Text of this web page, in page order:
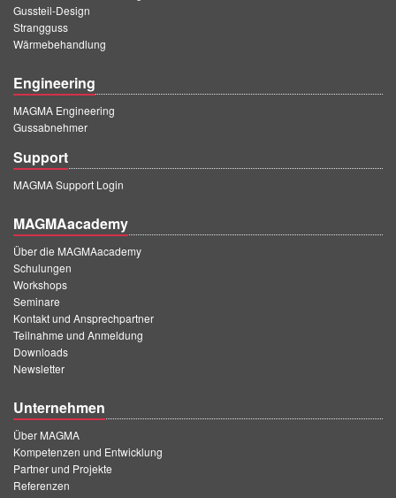
Gussteil-Design
Strangguss
Wärmebehandlung
Engineering
MAGMA Engineering
Gussabnehmer
Support
MAGMA Support Login
MAGMAacademy
Über die MAGMAacademy
Schulungen
Workshops
Seminare
Kontakt und Ansprechpartner
Teilnahme und Anmeldung
Downloads
Newsletter
Unternehmen
Über MAGMA
Kompetenzen und Entwicklung
Partner und Projekte
Referenzen